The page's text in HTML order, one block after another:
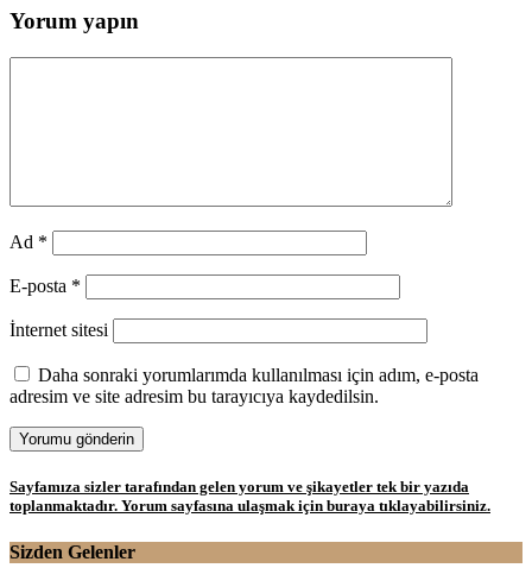
Yorum yapın
Ad *
E-posta *
İnternet sitesi
Daha sonraki yorumlarımda kullanılması için adım, e-posta
adresim ve site adresim bu tarayıcıya kaydedilsin.
Sayfamıza sizler tarafından gelen yorum ve şikayetler tek bir yazıda
toplanmaktadır. Yorum sayfasına ulaşmak için buraya tıklayabilirsiniz.
Sizden Gelenler